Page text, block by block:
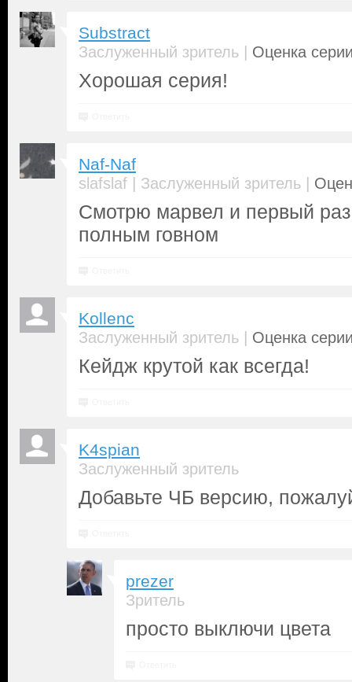
Substract
Заслуженный зритель | Оценка
Хорошая серия!
Naf-Naf
slafslaf | Заслуженный зритель |
Смотрю марвел и первый раз
полным говном
Kollenc
Заслуженный зритель | Оценка
Кейдж крутой как всегда!
K4spian
Заслуженный зритель
Добавьте ЧБ версию,
prezer
Зритель
просто выключи цвета